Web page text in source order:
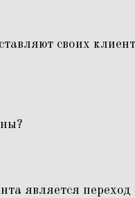
своих
является переход